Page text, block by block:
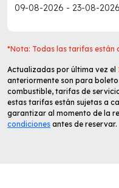
09-08-2026 - 23-08-2026
*Nota: Todas las tarifas están
Actualizadas por última vez el
anteriormente son para
combustible, tarifas de
estas tarifas están sujetas a
garantizar al momento de la
condiciones antes de reservar.